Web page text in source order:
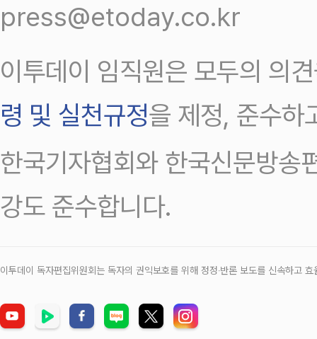
press@etoday.co.kr
이투데이 임직원은 모두의 의
령 및 실천규정을 제정, 준수하
한국기자협회와 한국신문방송
강도 준수합니다.
이투데이 독자편집위원회는 독자의 권익보호를 위해 정정‧반론 보도를 신속하고